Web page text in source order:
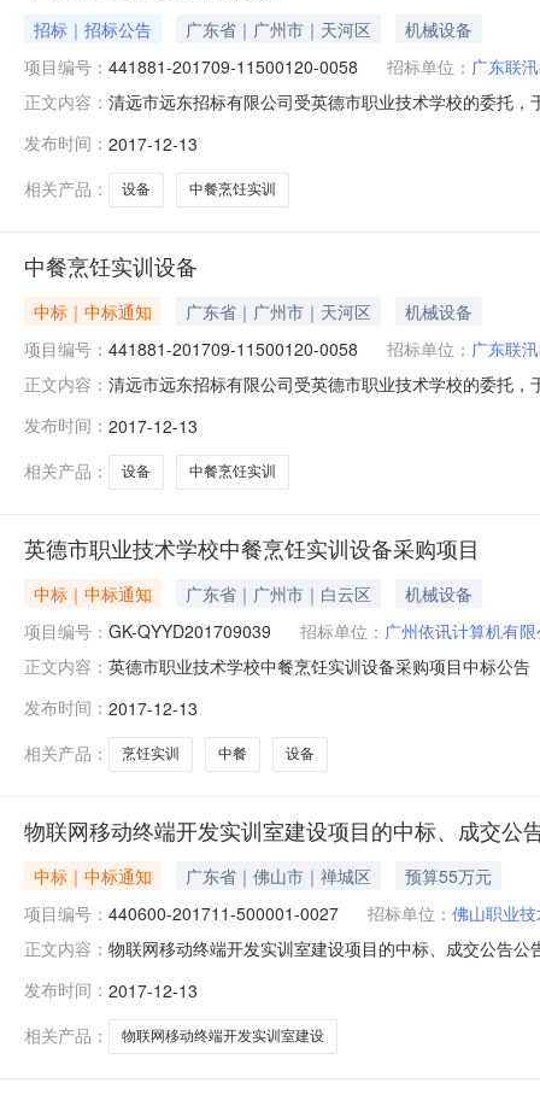
招标｜招标公告 广东省｜广州市｜天河区
机械设备
项目编号： 441881-201709-11500120-0058 招标单位： 广东联
正文内容： 清远市远东招标有限公司受英德市职业技术学校的委托
1,518,467四、采购方式：公开招标五、中标供应商1：
发布时间： 2017-12-13
相关产品：
设备 中餐烹饪实训
中餐烹饪实训设备
中标｜中标通知 广东省｜广州市｜天河区
机械设备
项目编号： 441881-201709-11500120-0058 招标单位： 广东联
正文内容： 清远市远东招标有限公司受英德市职业技术学校的委托
方式：公开招标五、中标供应商1：中标供应商名称广东
发布时间： 2017-12-13
相关产品：
设备 中餐烹饪实训
英德市职业技术学校中餐烹饪实训设备采购项目
中标｜中标通知 广东省｜广州市｜白云区
机械设备
项目编号： GK-QYYD201709039 招标单位： 广州依讯计算机有
正文内容： 英德市职业技术学校中餐烹饪实训设备采购项目中标公
QYYD201709039二、项目名称：英德市职业技术学校
发布时间： 2017-12-13
相关产品：
烹饪实训 中餐 设备
物联网移动终端开发实训室建设项目的中标、成交公
中标｜中标通知 广东省｜佛山市｜禅城区
预算55万元
项目编号： 440600-201711-500001-0027 招标单位： 佛山职业
正文内容： 物联网移动终端开发实训室建设项目的中标、成交公告
公告正文采购单位佛山职业技术学院采购单位地址详见
机构联系方式详见公告正文广东远东招标
发布时间： 2017-12-13
相关产品：
物联网移动终端开发实训室建设